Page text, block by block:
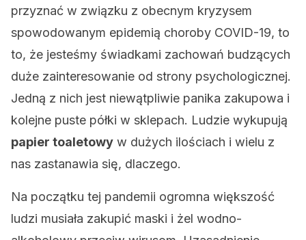
przyznać w związku z obecnym kryzysem
spowodowanym epidemią choroby COVID-19, to
to, że jesteśmy świadkami zachowań budzących
duże zainteresowanie od strony psychologicznej.
Jedną z nich jest niewątpliwie panika zakupowa i
kolejne puste półki w sklepach. Ludzie wykupują
papier toaletowy w dużych ilościach i wielu z
nas zastanawia się, dlaczego.
Na początku tej pandemii ogromna większość
ludzi musiała zakupić maski i żel wodno-